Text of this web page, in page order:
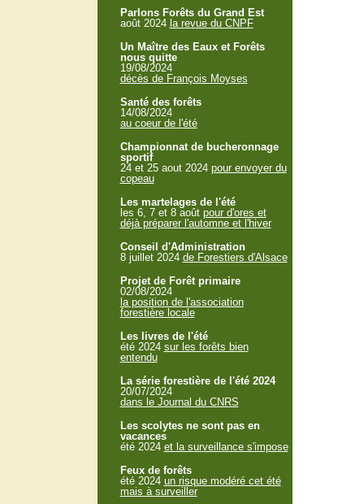
Parlons Forêts du Grand Est
août 2024 la revue du CNPF
Un Maître des Eaux et Forêts
nous quitte
19/08/2024
décès de François Moyses
Santé des forêts
14/08/2024
au coeur de l'été
Championnat de bucheronnage
sportif
24 et 25 aout 2024 pour envoyer du
copeau
Les martelages de l'été
les 6, 7 et 8 août pour d'ores et
déjà préparer l'automne et l'hiver
Conseil d'Administration
8 juillet 2024 de Forestiers d'Alsace
Projet de Forêt primaire
02/08/2024
la position de l'association
forestière locale
Les livres de l'été
été 2024 sur les forêts bien
entendu
La série forestière de l'été 2024
20/07/2024
dans le Journal du CNRS
Les scolytes ne sont pas en
vacances
été 2024 et la surveillance s'impose
Feux de forêts
été 2024 un risque modéré cet été
mais à surveiller